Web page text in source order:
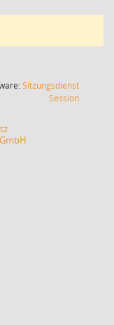
Sitzungsdienst
Session(Wird in